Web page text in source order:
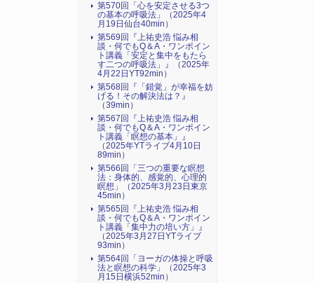
第570回「心を安定させる3つ
の基本の呼吸法」（2025年4
月19日仙台40min）
第569回『上祐史浩 悩み相
談・何でもQ＆A・ワンポイン
ト講義「安定と集中をもたら
す二つの呼吸法」』（2025年
4月22日YT92min）
第568回『「錯覚」が幸福を妨
げる！その解決法は？』
（39min）
第567回『上祐史浩 悩み相
談・何でもQ＆A・ワンポイン
ト講義「瞑想の基本」』
（2025年YTライブ4月10日
89min）
第566回「三つの重要な瞑想
法：身体的、感覚的、心理的
瞑想」（2025年3月23日東京
45min）
第565回『上祐史浩 悩み相
談・何でもQ＆A・ワンポイン
ト講義「集中力の培い方」』
（2025年3月27日YTライブ
93min）
第564回「ヨーガの体操と呼吸
法と瞑想の科学」（2025年3
月15日横浜52min）